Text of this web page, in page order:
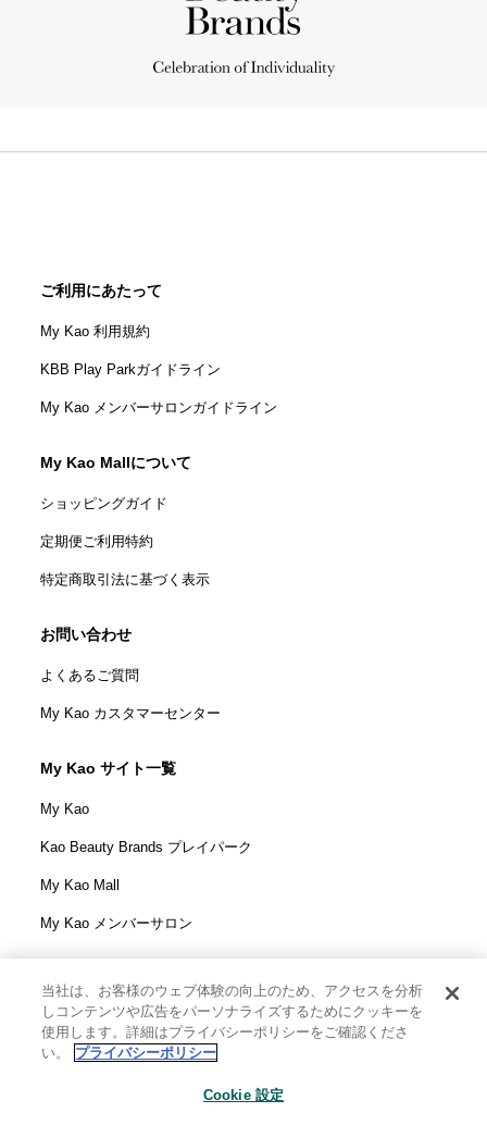
ご利用にあたって
My Kao 利用規約
KBB Play Parkガイドライン
My Kao メンバーサロンガイドライン
My Kao Mallについて
ショッピングガイド
定期便ご利用特約
特定商取引法に基づく表示
お問い合わせ
よくあるご質問
My Kao カスタマーセンター
My Kao サイト一覧
My Kao
Kao Beauty Brands プレイパーク
My Kao Mall
My Kao メンバーサロン
花王株式会社
ウェブサイト利用規定
当社は、お客様のウェブ体験の向上のため、アクセスを分析
しコンテンツや広告をパーソナライズするためにクッキーを
使用します。詳細はプライバシーポリシーをご確認くださ
い。
プライバシーポリシー
Cookie 設定